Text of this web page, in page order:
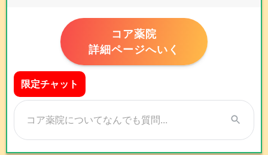
コア薬院
詳細ページへいく
限定チャット